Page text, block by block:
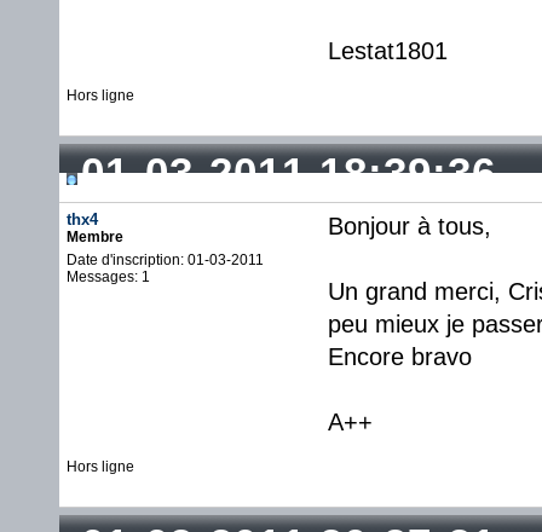
Lestat1801
Hors ligne
01-03-2011 18:39:36
thx4
Membre
Date d'inscription: 01-03-2011
Messages: 1
Bonjour à tous,
Un grand merci,
peu mieux je
Encore bravo
A++
Hors ligne